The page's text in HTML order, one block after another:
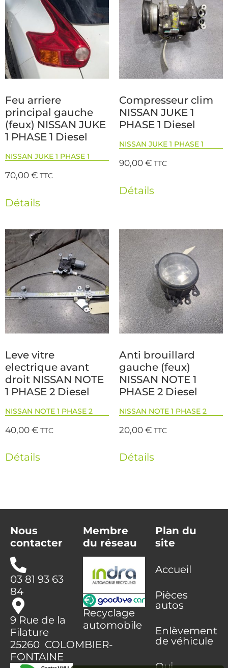
Feu arriere
principal gauche
(feux) NISSAN JUKE
1 PHASE 1 Diesel
NISSAN JUKE 1 PHASE 1
70,00€ TTC
Détails
Compresseur clim
NISSAN JUKE 1
PHASE 1 Diesel
NISSAN JUKE 1 PHASE 1
90,00€ TTC
Détails
Leve vitre
electrique avant
droit NISSAN NOTE
1 PHASE 2 Diesel
NISSAN NOTE 1 PHASE 2
40,00€ TTC
Détails
Anti brouillard
gauche (feux)
NISSAN NOTE 1
PHASE 2 Diesel
NISSAN NOTE 1 PHASE 2
20,00€ TTC
Détails
Nous
contacter
03 81 93 63
84
9 Rue de la
Filature
25260 COLOMBIER-
FONTAINE
Membre
du réseau
Recyclage
automobile
Plan du
site
Accueil
Pièces
autos
Enlèvement
de véhicule